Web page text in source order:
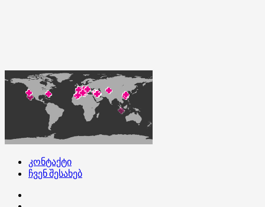
კონტაქტი
ჩვენ შესახებ